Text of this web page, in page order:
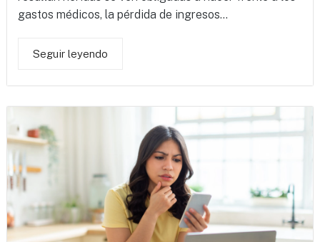
gastos médicos, la pérdida de ingresos...
Seguir leyendo